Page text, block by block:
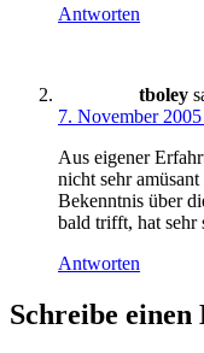
Antworten
tboley
7. November
Aus eigener
nicht sehr
Bekenntnis über
bald trifft, hat sehr
Antworten
Schreibe